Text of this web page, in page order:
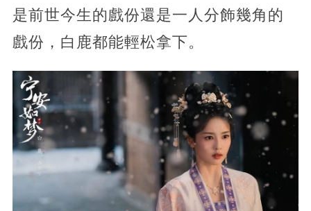
是前世今生的戲份還是一人分飾幾角的
戲份，白鹿都能輕松拿下。